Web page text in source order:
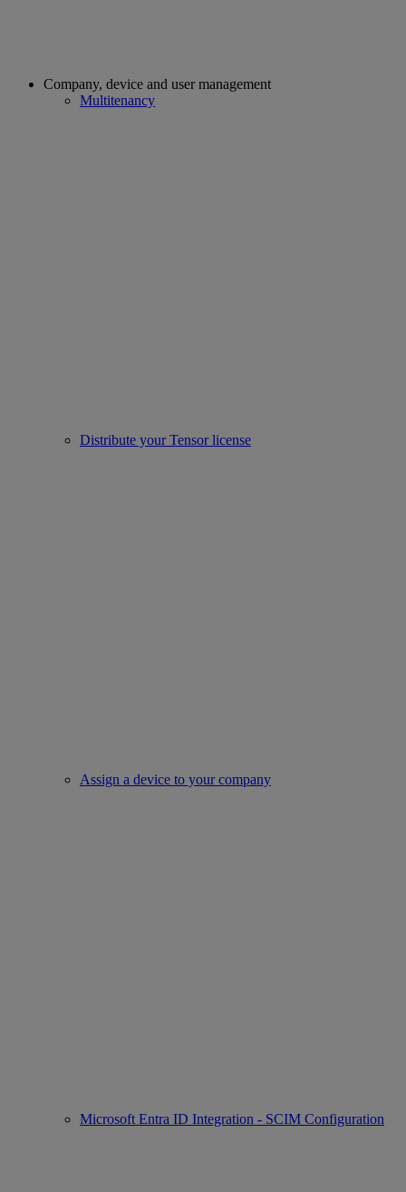
Company, device and user management
Multitenancy
Distribute your Tensor license
Assign a device to your company
Microsoft Entra ID Integration - SCIM Configuration